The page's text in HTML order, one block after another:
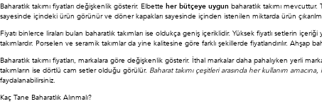
Baharatlık takımı fiyatları değişkenlik gösterir. Elbette her bütçeye uygun baharatlık takımı
sayesinde içindeki ürün görünür ve döner kapakları sayesinde içinden istenilen miktarda ürün
Fiyatı binlerce liraları bulan baharatlık takımları ise oldukça geniş içeriklidir. Yüksek fiyatlı setlerin
takımlardır. Porselen ve seramik takımlar da yine kalitesine göre farklı şekillerde fiyatlandırılır. Ahşap
Baharatlık takımı fiyatları, markalara göre değişkenlik gösterir. İthal markalar daha pahalıyken yerli
takımların ise dörtlü cam setler olduğu görülür. Baharat takımı çeşitleri arasında her kullanım
faydalanabilirsiniz.
Kaç Tane Baharatlık Alınmalı?